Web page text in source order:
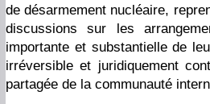
de désarmement nucléaire,
discussions sur les
importante et substantielle de
irréversible et juridiquement
partagée de la communauté